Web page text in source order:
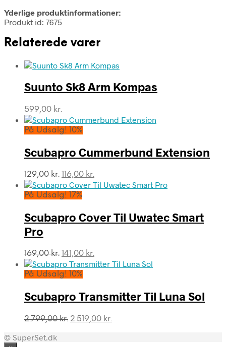
Yderlige produktinformationer:
Produkt id: 7675
Relaterede varer
Suunto Sk8 Arm Kompas
599,00 kr.
På Udsalg! 10%
Scubapro Cummerbund Extension
129,00kr. Den
oprindelige
pris
129,00 kr..
116,00 kr.
aktuelle
116,00 kr..
På Udsalg! 17%
Scubapro Cover Til Uwatec Smart
Pro
169,00kr. Den
oprindelige
pris
169,00 kr..
141,00 kr.
aktuelle
141,00 kr..
På Udsalg! 10%
Scubapro Transmitter Til Luna Sol
2.799,00kr. Den
2.519,00 kr.
© SuperSet.dk